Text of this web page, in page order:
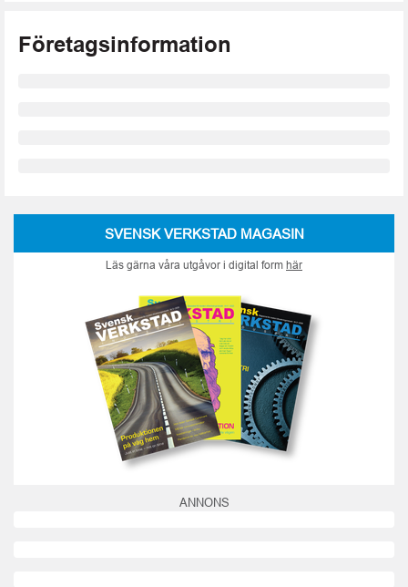
Företagsinformation
SVENSK VERKSTAD MAGASIN
Läs gärna våra utgåvor i digital form här
ANNONS